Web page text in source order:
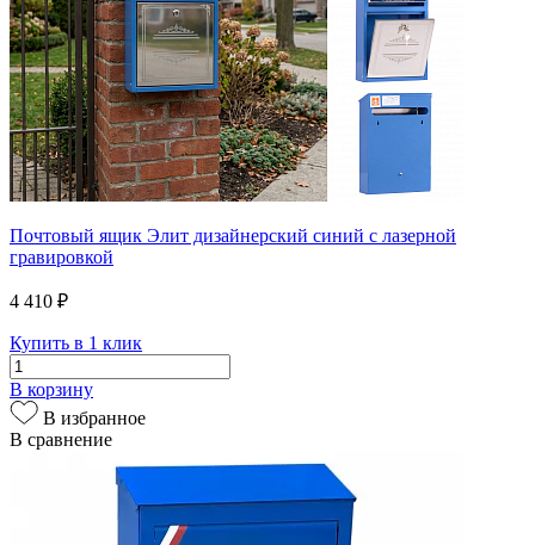
Почтовый ящик Элит дизайнерский синий с лазерной
гравировкой
4 410 ₽
Купить в 1 клик
В корзину
В избранное
В сравнение